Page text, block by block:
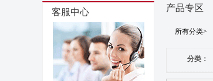
客服中心 产品专区
所有分类>
分类：